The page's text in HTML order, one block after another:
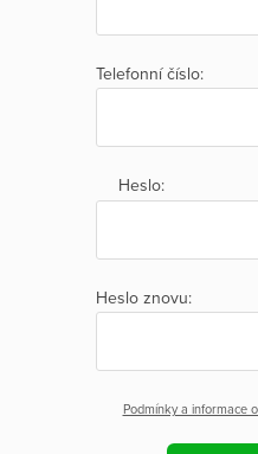
Telefonní číslo:
Heslo:
Heslo znovu:
Podmínky a informace